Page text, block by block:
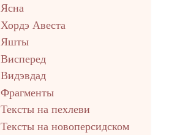
Ясна
Хордэ Авеста
Яшты
Висперед
Видэвдад
Фрагменты
Тексты на пехлеви
Тексты на новоперсидском